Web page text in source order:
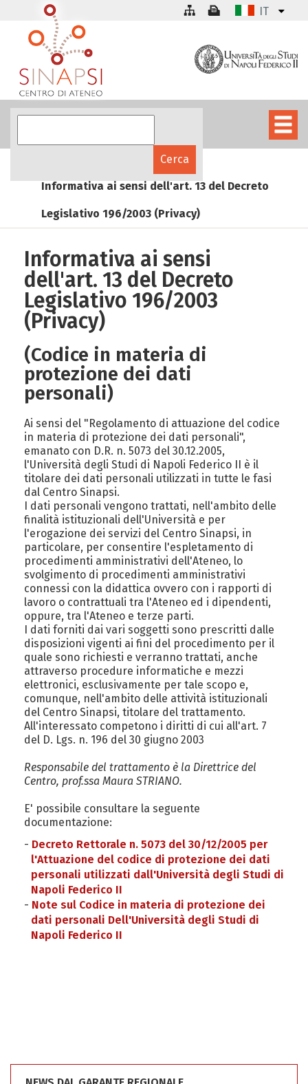
IT
Informativa ai sensi dell'art. 13 del Decreto
Legislativo 196/2003 (Privacy)
Informativa ai sensi
dell'art. 13 del Decreto
Legislativo 196/2003
(Privacy)
(Codice in materia di
protezione dei dati
personali)
Ai sensi del "Regolamento di attuazione del codice
in materia di protezione dei dati personali",
emanato con D.R. n. 5073 del 30.12.2005,
l'Università degli Studi di Napoli Federico II è il
titolare dei dati personali utilizzati in tutte le fasi
dal Centro Sinapsi.
I dati personali vengono trattati, nell'ambito delle
finalità istituzionali dell'Università e per
l'erogazione dei servizi del Centro Sinapsi, in
particolare, per consentire l'espletamento di
procedimenti amministrativi dell'Ateneo, lo
svolgimento di procedimenti amministrativi
connessi con la didattica ovvero con i rapporti di
lavoro o contrattuali tra l'Ateneo ed i dipendenti,
oppure, tra l'Ateneo e terze parti.
I dati forniti dai vari soggetti sono prescritti dalle
disposizioni vigenti ai fini del procedimento per il
quale sono richiesti e verranno trattati, anche
attraverso procedure informatiche e mezzi
elettronici, esclusivamente per tale scopo e,
comunque, nell'ambito delle attività istituzionali
del Centro Sinapsi, titolare del trattamento.
All'interessato competono i diritti di cui all'art. 7
del D. Lgs. n. 196 del 30 giugno 2003
Responsabile del trattamento è la Direttrice del
Centro, prof.ssa Maura STRIANO.
E' possibile consultare la seguente
documentazione:
Decreto Rettorale n. 5073 del 30/12/2005 per
l'Attuazione del codice di protezione dei dati
personali utilizzati dall'Università degli Studi di
Napoli Federico II
Note sul Codice in materia di protezione dei
dati personali Dell'Università degli Studi di
Napoli Federico II